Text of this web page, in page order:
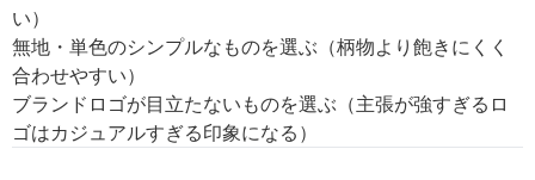
い）
無地・単色のシンプルなものを選ぶ（柄物より飽きにくく
合わせやすい）
ブランドロゴが目立たないものを選ぶ（主張が強すぎるロ
ゴはカジュアルすぎる印象になる）